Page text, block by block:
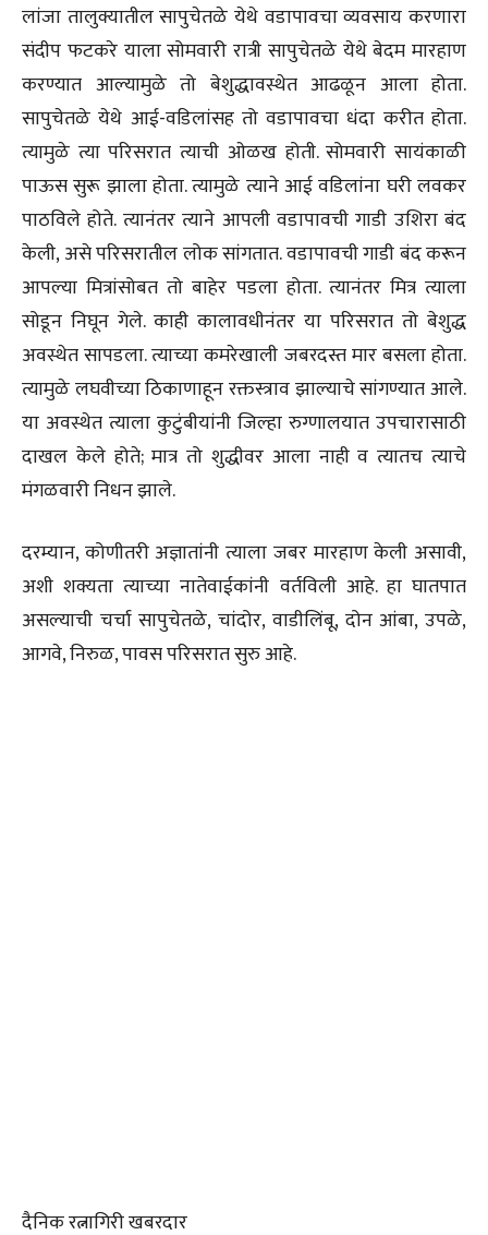
लांजा तालुक्यातील सापुचेतळे येथे वडापावचा व्यवसाय करणारा
संदीप फटकरे याला सोमवारी रात्री सापुचेतळे येथे बेदम मारहाण
करण्यात आल्यामुळे तो बेशुद्धावस्थेत आढळून आला होता.
सापुचेतळे येथे आई-वडिलांसह तो वडापावचा धंदा करीत होता.
त्यामुळे त्या परिसरात त्याची ओळख होती. सोमवारी सायंकाळी
पाऊस सुरू झाला होता. त्यामुळे त्याने आई वडिलांना घरी लवकर
पाठविले होते. त्यानंतर त्याने आपली वडापावची गाडी उशिरा बंद
केली, असे परिसरातील लोक सांगतात. वडापावची गाडी बंद करून
आपल्या मित्रांसोबत तो बाहेर पडला होता. त्यानंतर मित्र त्याला
सोडून निघून गेले. काही कालावधीनंतर या परिसरात तो बेशुद्ध
अवस्थेत सापडला. त्याच्या कमरेखाली जबरदस्त मार बसला होता.
त्यामुळे लघवीच्या ठिकाणाहून रक्तस्त्राव झाल्याचे सांगण्यात आले.
या अवस्थेत त्याला कुटुंबीयांनी जिल्हा रुग्णालयात उपचारासाठी
दाखल केले होते; मात्र तो शुद्धीवर आला नाही व त्यातच त्याचे
मंगळवारी निधन झाले.
दरम्यान, कोणीतरी अज्ञातांनी त्याला जबर मारहाण केली असावी,
अशी शक्यता त्याच्या नातेवाईकांनी वर्तविली आहे. हा घातपात
असल्याची चर्चा सापुचेतळे, चांदोर, वाडीलिंबू, दोन आंबा, उपळे,
आगवे, निरुळ, पावस परिसरात सुरु आहे.
दैनिक रत्नागिरी खबरदार